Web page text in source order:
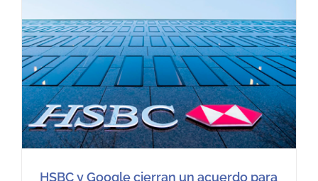
HSBC y Google cierran un acuerdo para